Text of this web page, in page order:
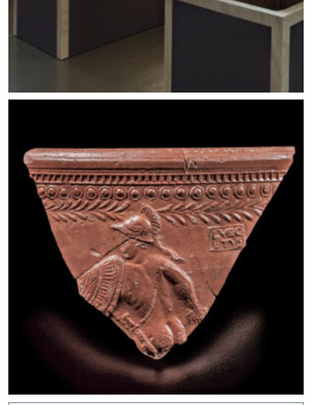
Allestimento mostra Lo scavo in piazza. Foto ©
Carlo Vannini